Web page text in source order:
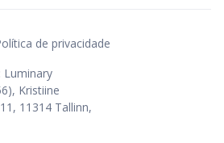
Luminary
Kristiine
11314 Tallinn,
de privacidade